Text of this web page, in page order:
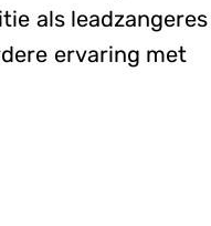
als leadzangeres
ervaring met